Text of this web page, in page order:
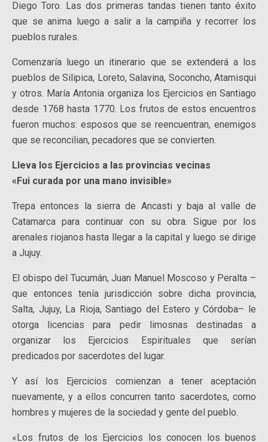
Diego Toro. Las dos primeras tandas tienen tanto éxito
que se anima luego a salir a la campiña y recorrer los
pueblos rurales.
Comenzaría luego un itinerario que se extenderá a los
pueblos de Silipica, Loreto, Salavina, Soconcho, Atamisqui
y otros. María Antonia organiza los Ejercicios en Santiago
desde 1768 hasta 1770. Los frutos de estos encuentros
fueron muchos: esposos que se reencuentran, enemigos
que se reconcilian, pecadores que se convierten.
Lleva los Ejercicios a las provincias vecinas
«Fui curada por una mano invisible»
Trepa entonces la sierra de Ancasti y baja al valle de
Catamarca para continuar con su obra. Sigue por los
arenales riojanos hasta llegar a la capital y luego se dirige
a Jujuy.
El obispo del Tucumán, Juan Manuel Moscoso y Peralta –
que entonces tenía jurisdicción sobre dicha provincia,
Salta, Jujuy, La Rioja, Santiago del Estero y Córdoba– le
otorga licencias para pedir limosnas destinadas a
organizar los Ejercicios Espirituales que serían
predicados por sacerdotes del lugar.
Y así los Ejercicios comienzan a tener aceptación
nuevamente, y a ellos concurren tanto sacerdotes, como
hombres y mujeres de la sociedad y gente del pueblo.
«Los frutos de los Ejercicios los conocen los buenos